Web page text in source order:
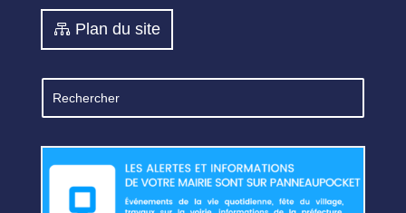
Plan du site